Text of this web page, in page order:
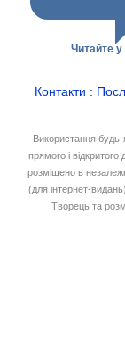
Читайте
Контакти :
Використання
прямого і
розміщено в
(для інтернет-
Творець та